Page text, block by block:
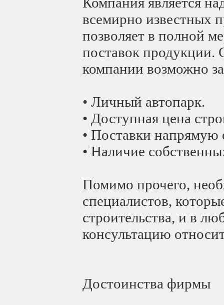
всемирно известных
позволяет в полной
поставок продукции.
компании возможно
• Личный автопарк.
• Доступная цена
• Поставки напрямую
• Наличие
Помимо прочего,
специалистов,
строительства, и в
консультацию
Достоинства фирмы